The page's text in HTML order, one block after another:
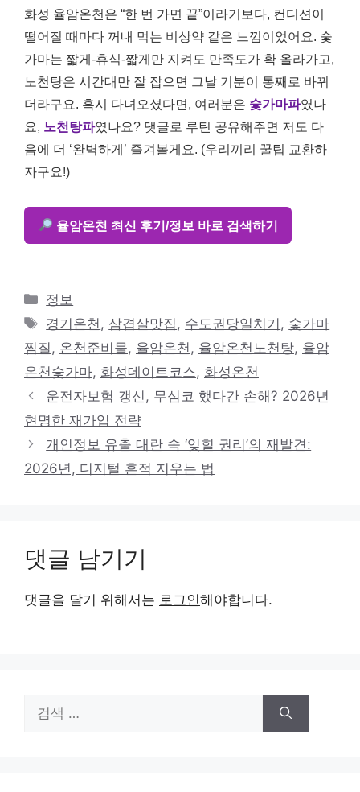
화성 율암온천은 “한 번 가면 끝”이라기보다, 컨디션이
떨어질 때마다 꺼내 먹는 비상약 같은 느낌이었어요. 숯
가마는 짧게-휴식-짧게만 지켜도 만족도가 확 올라가고,
노천탕은 시간대만 잘 잡으면 그날 기분이 통째로 바뀌
더라구요. 혹시 다녀오셨다면, 여러분은 숯가마파였나
요, 노천탕파였나요? 댓글로 루틴 공유해주면 저도 다
음에 더 ‘완벽하게’ 즐겨볼게요. (우리끼리 꿀팁 교환하
자구요!)
율암온천 최신 후기/정보 바로 검색하기
카
테
고
리
정보
태
그
경기온천 , 삼겹살맛집 , 수도권당일치기 , 숯가마
찜질 , 온천준비물, 율암온천 , 율암온천노천탕, 율암
온천숯가마, 화성데이트코스, 화성온천
운전자보험 갱신, 무심코 했다간 손해? 2026년
현명한 재가입 전략
개인정보 유출 대란 속 ‘잊힐 권리’의 재발견:
2026년, 디지털 흔적 지우는 법
댓글 남기기
댓글을 달기 위해서는 로그인해야합니다.
색: